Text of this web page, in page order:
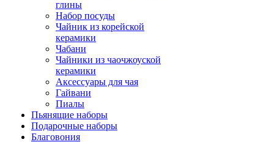
глины
Набор посуды
Чайник из корейской
керамики
Чабани
Чайники из чаочжоуской
керамики
Аксессуары для чая
Гайвани
Пиалы
Пьянящие наборы
Подарочные наборы
Благовония